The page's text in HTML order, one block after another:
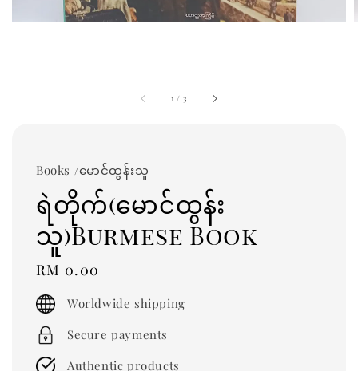
1 / 3
Books /မောင်ထွန်းသူ
ရဲတိုက်(မောင်ထွန်း
သူ)Burmese Book
Regular
price
RM 0.00
Worldwide shipping
Secure payments
Authentic products